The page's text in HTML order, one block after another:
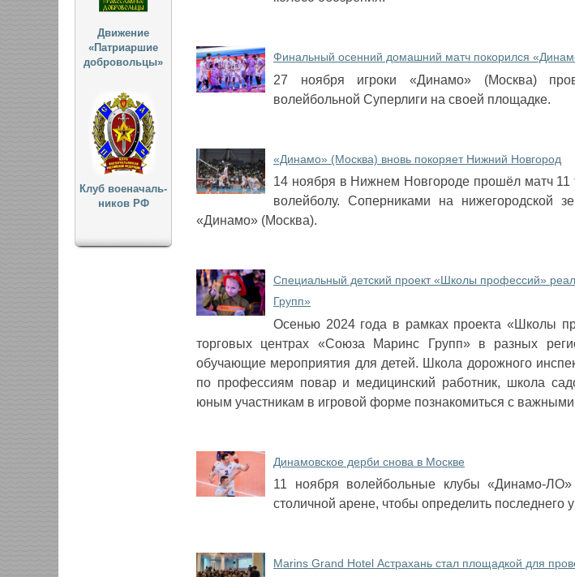
Финальный осенний домашний матч покорился
​27 ноября игроки «Динамо» (Москва)
волейбольной Суперлиги на своей площадке.
«Динамо» (Москва) вновь покоряет Нижний Новгород
​14 ноября в Нижнем Новгороде прошёл матч 11
волейболу. Соперниками на нижегородской
«Динамо» (Москва).
Специальный детский проект «Школы профессий»
Групп»
​Осенью 2024 года в рамках проекта «Школы
торговых центрах «Союза Маринс Групп» в разных
обучающие мероприятия для детей. Школа дорожного
по профессиям повар и медицинский работник, школа
юным участникам в игровой форме познакомиться с
Динамовское дерби снова в Москве
​11 ноября волейбольные клубы «Динамо-
столичной арене, чтобы определить последнего
Marins Grand Hotel Астрахань стал площадкой для
Движение
«Патриаршие
добровольцы»
Клуб военачаль-
ников РФ